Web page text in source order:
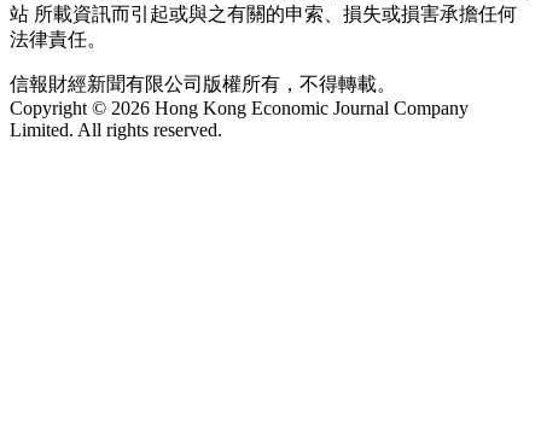
站 所載資訊而引起或與之有關的申索、損失或損害承擔任何
法律責任。
信報財經新聞有限公司版權所有，不得轉載。
Copyright © 2026 Hong Kong Economic Journal Company
Limited. All rights reserved.